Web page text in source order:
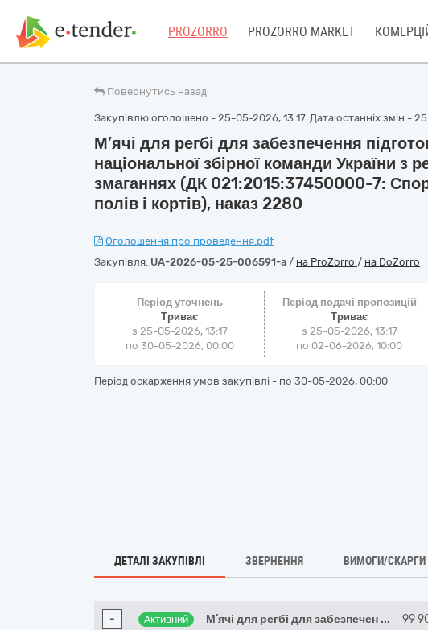
PROZORRO PROZORRO MARKET
Повернутись назад
Закупівлю оголошено - 25-05-2026, 13:17. Дата останніх змін -
М’ячі для регбі для забезпечення
національної збірної команди України з
змаганнях (ДК 021:2015:37450000-7:
полів і кортів), наказ 2280
Оголошення про проведення.pdf
Закупівля: UA-2026-05-25-006591-a / на ProZorro / на DoZorro
Період уточнень
Триває
з 25-05-2026, 13:17
по 30-05-2026, 00:00
Період подачі пропозицій
Триває
з 25-05-2026, 13:17
по 02-06-2026, 10:00
Період оскарження умов закупівлі - по 30-05-2026, 00:00
ДЕТАЛІ ЗАКУПІВЛІ ЗВЕРНЕННЯ ВИМОГИ/СКАРГИ
- Активний М’ячі для регбі для забезпечен ... 99